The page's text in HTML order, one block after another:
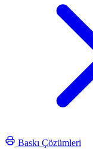
Baskı Çözümleri